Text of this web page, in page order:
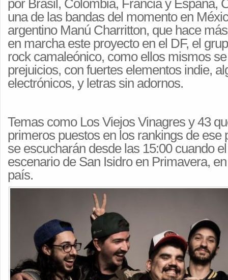
por Brasil, Colombia, Francia y España,
una de las bandas del momento en
argentino Manú Charritton, que hace
en marcha este proyecto en el DF, el
rock camaleónico, como ellos mismos
prejuicios, con fuertes elementos indie,
electrónicos, y letras sin adornos.
Temas como Los Viejos Vinagres y 43
primeros puestos en los rankings de ese
se escucharán desde las 15:00 cuando
escenario de San Isidro en Primavera,
país.